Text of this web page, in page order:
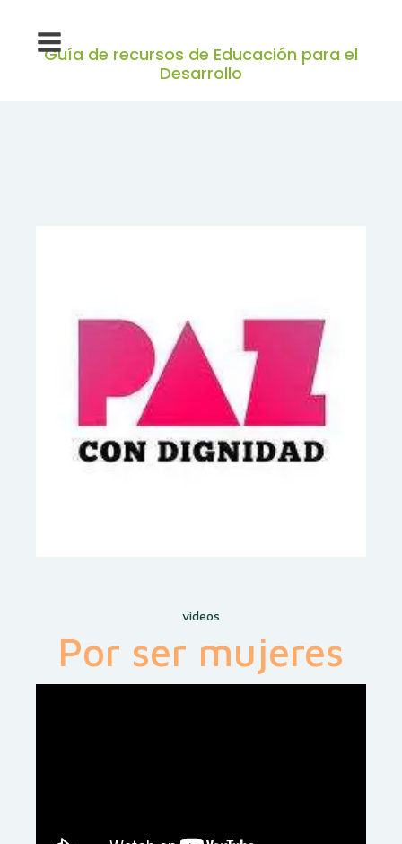
Guía de recursos de Educación para el
Desarrollo
videos
Por ser mujeres